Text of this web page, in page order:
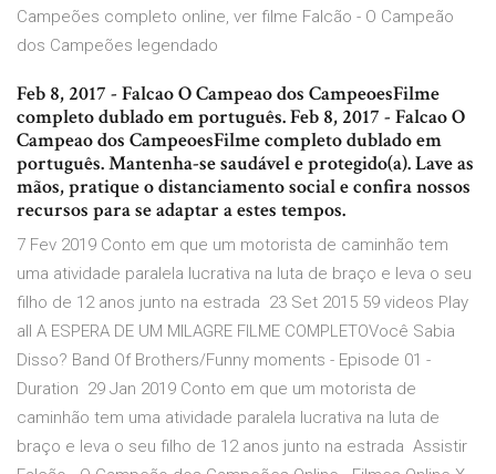
Campeões completo online, ver filme Falcão - O Campeão
dos Campeões legendado
Feb 8, 2017 - Falcao O Campeao dos CampeoesFilme
completo dublado em português. Feb 8, 2017 - Falcao O
Campeao dos CampeoesFilme completo dublado em
português. Mantenha-se saudável e protegido(a). Lave as
mãos, pratique o distanciamento social e confira nossos
recursos para se adaptar a estes tempos.
7 Fev 2019 Conto em que um motorista de caminhão tem
uma atividade paralela lucrativa na luta de braço e leva o seu
filho de 12 anos junto na estrada 23 Set 2015 59 videos Play
all A ESPERA DE UM MILAGRE FILME COMPLETOVocê Sabia
Disso? Band Of Brothers/Funny moments - Episode 01 -
Duration 29 Jan 2019 Conto em que um motorista de
caminhão tem uma atividade paralela lucrativa na luta de
braço e leva o seu filho de 12 anos junto na estrada Assistir